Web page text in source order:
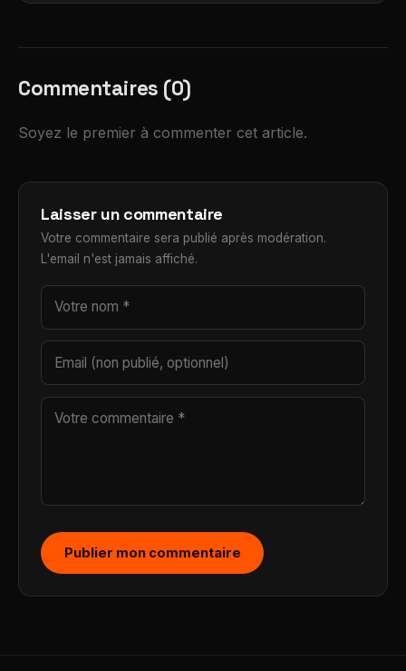
Commentaires (0)
Soyez le premier à commenter cet article.
Laisser un commentaire
Votre commentaire sera publié après modération.
L'email n'est jamais affiché.
Publier mon commentaire